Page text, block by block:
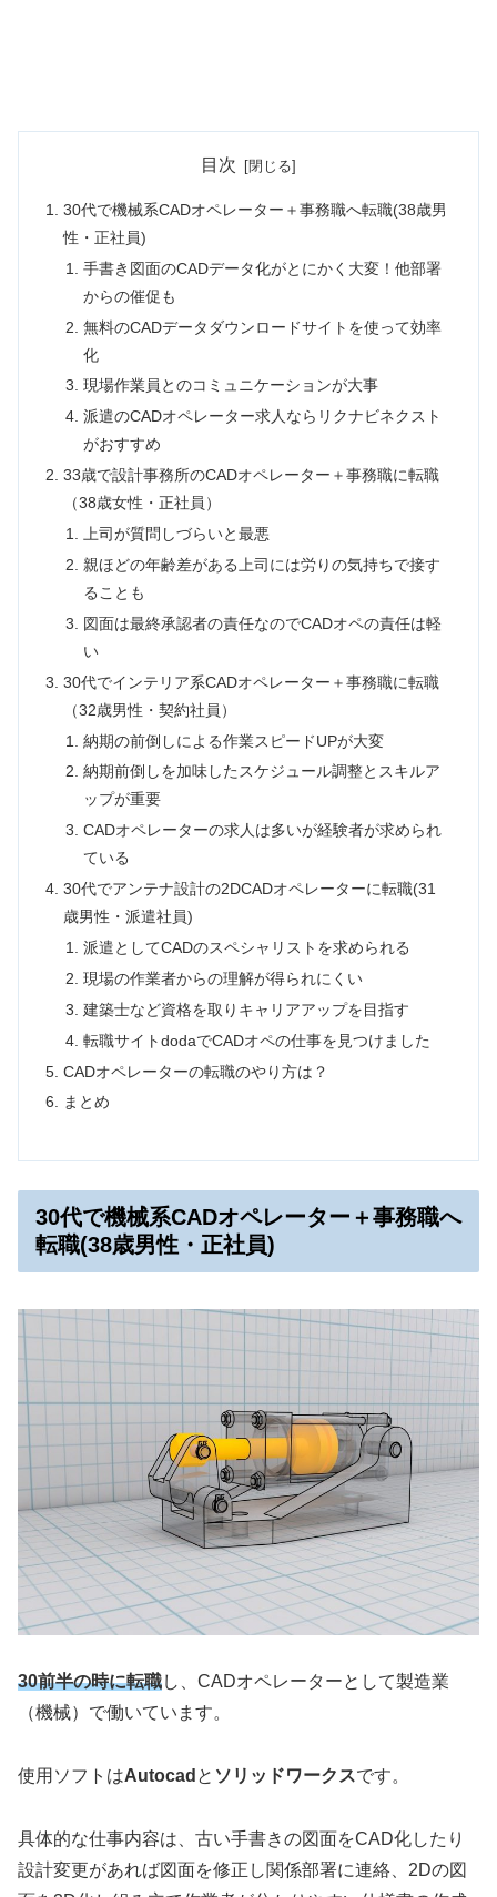
目次
30代で機械系CADオペレーター＋事務職へ転職(38歳男
性・正社員)
手書き図面のCADデータ化がとにかく大変！他部署
からの催促も
無料のCADデータダウンロードサイトを使って効率
化
現場作業員とのコミュニケーションが大事
派遣のCADオペレーター求人ならリクナビネクスト
がおすすめ
33歳で設計事務所のCADオペレーター＋事務職に転職
（38歳女性・正社員）
上司が質問しづらいと最悪
親ほどの年齢差がある上司には労りの気持ちで接す
ることも
図面は最終承認者の責任なのでCADオペの責任は軽
い
30代でインテリア系CADオペレーター＋事務職に転職
（32歳男性・契約社員）
納期の前倒しによる作業スピードUPが大変
納期前倒しを加味したスケジュール調整とスキルア
ップが重要
CADオペレーターの求人は多いが経験者が求められ
ている
30代でアンテナ設計の2DCADオペレーターに転職(31
歳男性・派遣社員)
派遣としてCADのスペシャリストを求められる
現場の作業者からの理解が得られにくい
建築士など資格を取りキャリアアップを目指す
転職サイトdodaでCADオペの仕事を見つけました
CADオペレーターの転職のやり方は？
まとめ
30代で機械系CADオペレーター＋事務職へ
転職(38歳男性・正社員)
30前半の時に転職し、CADオペレーターとして製造業
（機械）で働いています。
使用ソフトはAutocad と ソリッドワークスです。
具体的な仕事内容は、古い手書きの図面をCAD化したり
設計変更があれば図面を修正し関係部署に連絡、2Dの図